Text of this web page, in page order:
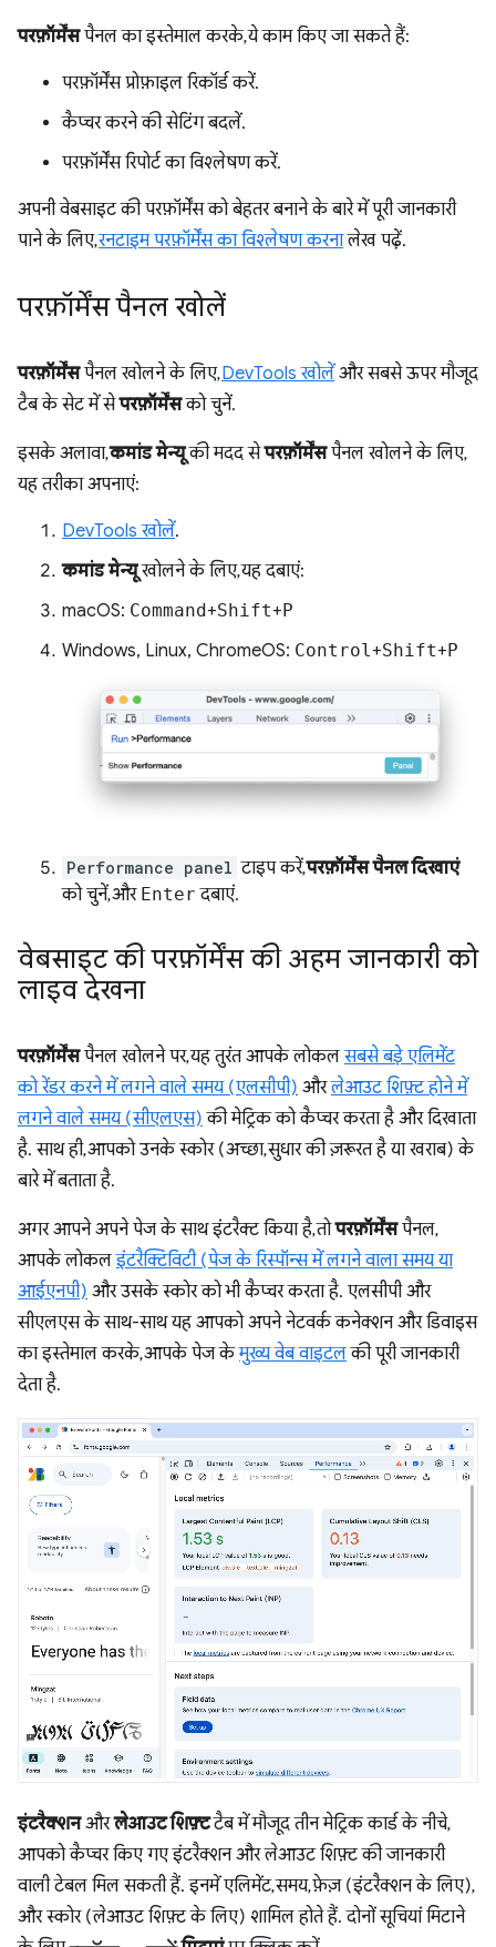
परफ़ॉर्मेंसपैनल का इस्तेमाल करके, ये काम किए जा सकते हैं:
परफ़ॉर्मेंस प्रोफ़ाइल रिकॉर्ड करें.
कैप्चर करने की सेटिंग बदलें.
परफ़ॉर्मेंस रिपोर्ट का विश्लेषण करें.
अपनी वेबसाइट की परफ़ॉर्मेंस को बेहतर बनाने के बारे में पूरी जानकारी
पाने के लिए,रनटाइम परफ़ॉर्मेंस का विश्लेषण करनालेख पढ़ें.
परफ़ॉर्मेंस पैनल खोलें
परफ़ॉर्मेंसपैनल खोलने के लिए,DevTools खोलें और सबसे ऊपर मौजूद
टैब के सेट में सेपरफ़ॉर्मेंसको चुनें.
इसके अलावा,कमांड मेन्यूकी मदद सेपरफ़ॉर्मेंसपैनल खोलने के लिए,
यह तरीका अपनाएं:
DevTools खोलें.
कमांड मेन्यूखोलने के लिए, यह दबाएं:
macOS: Command+Shift+P
Windows, Linux, ChromeOS: Control+Shift+P
Performance panel टाइप करें,परफ़ॉर्मेंस पैनल दिखाएं
को चुनें, और Enter दबाएं.
वेबसाइट की परफ़ॉर्मेंस की अहम जानकारी को
लाइव देखना
परफ़ॉर्मेंसपैनल खोलने पर, यह तुरंत आपके लोकलसबसे बड़े एलिमेंट
को रेंडर करने में लगने वाले समय (एलसीपी) औरलेआउट शिफ़्ट होने में
लगने वाले समय (सीएलएस) की मेट्रिक को कैप्चर करता है और दिखाता
है. साथ ही, आपको उनके स्कोर (अच्छा, सुधार की ज़रूरत है या खराब) के
बारे में बताता है.
अगर आपने अपने पेज के साथ इंटरैक्ट किया है, तोपरफ़ॉर्मेंसपैनल,
आपके लोकलइंटरैक्टिविटी (पेज के रिस्पॉन्स में लगने वाला समय या
आईएनपी) और उसके स्कोर को भी कैप्चर करता है. एलसीपी और
सीएलएस के साथ-साथ यह आपको अपने नेटवर्क कनेक्शन और डिवाइस
का इस्तेमाल करके, आपके पेज केमुख्य वेब वाइटलकी पूरी जानकारी
देता है.
इंटरैक्शनऔरलेआउट शिफ़्टटैब में मौजूद तीन मेट्रिक कार्ड के नीचे,
आपको कैप्चर किए गए इंटरैक्शन और लेआउट शिफ़्ट की जानकारी
वाली टेबल मिल सकती हैं. इनमें एलिमेंट, समय, फ़ेज़ (इंटरैक्शन के लिए),
और स्कोर (लेआउट शिफ़्ट के लिए) शामिल होते हैं. दोनों सूचियां मिटाने